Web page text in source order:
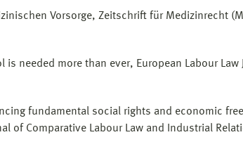
Vorsorge, Zeitschrift für Medizinrecht
needed more than ever, European Labour Law
fundamental social rights and economic
of Comparative Labour Law and Industrial